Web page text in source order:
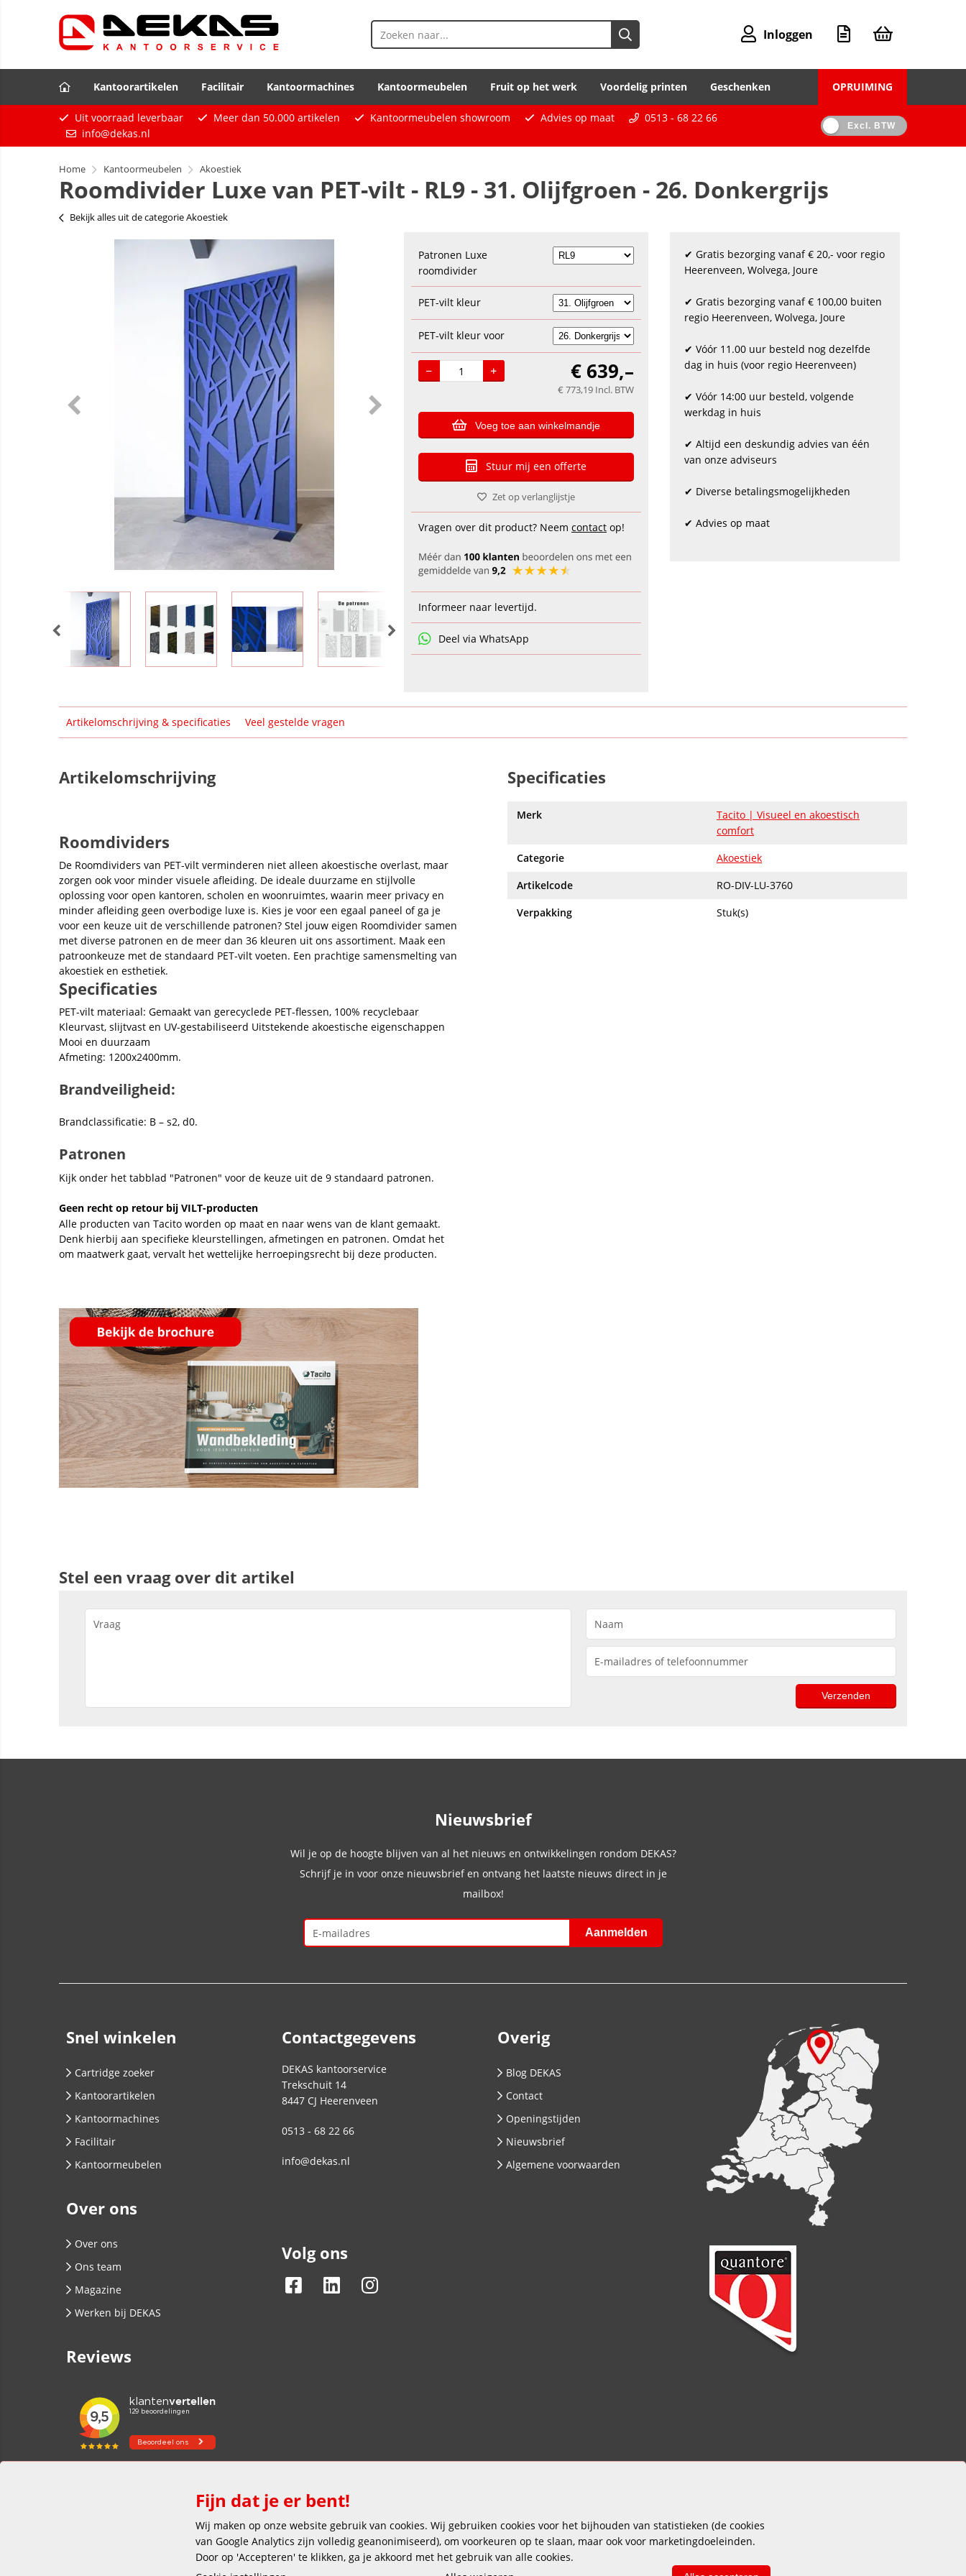
Inloggen
Kantoorartikelen Facilitair Kantoormachines Kantoormeubelen Fruit op het werk Voordelig printen Geschenken OPRUIMING
Uit voorraad leverbaar Meer dan 50.000 artikelen Kantoormeubelen showroom Advies op maat
0513 - 68 22 66
info@dekas.nl
Excl. BTW
Home Kantoormeubelen Akoestiek
Roomdivider Luxe van PET-vilt - RL9 - 31. Olijfgroen - 26. Donkergrijs
Bekijk alles uit de categorie Akoestiek
Patronen Luxe
roomdivider
PET-vilt kleur
PET-vilt kleur voor
€ 639,–
€ 773,19 Incl. BTW
Voeg toe aan winkelmandje
Stuur mij een offerte
Zet op verlanglijstje
Vragen over dit product? Neem contact op!
Informeer naar levertijd.
Deel via WhatsApp
✔ Gratis bezorging vanaf € 20,- voor regio
Heerenveen, Wolvega, Joure
✔ Gratis bezorging vanaf € 100,00 buiten
regio Heerenveen, Wolvega, Joure
✔ Vóór 11.00 uur besteld nog dezelfde
dag in huis (voor regio Heerenveen)
✔ Vóór 14:00 uur besteld, volgende
werkdag in huis
✔ Altijd een deskundig advies van één
van onze adviseurs
✔ Diverse betalingsmogelijkheden
✔ Advies op maat
Artikelomschrijving & specificaties Veel gestelde vragen
Artikelomschrijving
Roomdividers
De Roomdividers van PET-vilt verminderen niet alleen akoestische overlast, maar
zorgen ook voor minder visuele afleiding. De ideale duurzame en stijlvolle
oplossing voor open kantoren, scholen en woonruimtes, waarin meer privacy en
minder afleiding geen overbodige luxe is. Kies je voor een egaal paneel of ga je
voor een keuze uit de verschillende patronen? Stel jouw eigen Roomdivider samen
met diverse patronen en de meer dan 36 kleuren uit ons assortiment. Maak een
patroonkeuze met de standaard PET-vilt voeten. Een prachtige samensmelting van
akoestiek en esthetiek.
Specificaties
PET-vilt materiaal: Gemaakt van gerecyclede PET-flessen, 100% recyclebaar
Kleurvast, slijtvast en UV-gestabiliseerd Uitstekende akoestische eigenschappen
Mooi en duurzaam
Afmeting: 1200x2400mm.
Brandveiligheid:
Brandclassificatie: B – s2, d0.
Patronen
Kijk onder het tabblad "Patronen" voor de keuze uit de 9 standaard patronen.
Geen recht op retour bij VILT-producten
Alle producten van Tacito worden op maat en naar wens van de klant gemaakt.
Denk hierbij aan specifieke kleurstellingen, afmetingen en patronen. Omdat het
om maatwerk gaat, vervalt het wettelijke herroepingsrecht bij deze producten.
Specificaties
Merk
Tacito | Visueel en akoestisch
comfort
Categorie
Akoestiek
Artikelcode
RO-DIV-LU-3760
Verpakking
Stuk(s)
Stel een vraag over dit artikel
Nieuwsbrief
Wil je op de hoogte blijven van al het nieuws en ontwikkelingen rondom DEKAS?
Schrijf je in voor onze nieuwsbrief en ontvang het laatste nieuws direct in je
mailbox!
Snel winkelen
Cartridge zoeker
Kantoorartikelen
Kantoormachines
Facilitair
Kantoormeubelen
Over ons
Over ons
Ons team
Magazine
Werken bij DEKAS
Reviews
Contactgegevens
DEKAS kantoorservice
Trekschuit 14
8447 CJ Heerenveen
0513 - 68 22 66
info@dekas.nl
Volg ons
Overig
Blog DEKAS
Contact
Openingstijden
Nieuwsbrief
Algemene voorwaarden
Fijn dat je er bent!
Wij maken op onze website gebruik van cookies. Wij gebruiken cookies voor het bijhouden van statistieken (de cookies
van Google Analytics zijn volledig geanonimiseerd), om voorkeuren op te slaan, maar ook voor marketingdoeleinden.
Door op 'Accepteren' te klikken, ga je akkoord met het gebruik van alle cookies.